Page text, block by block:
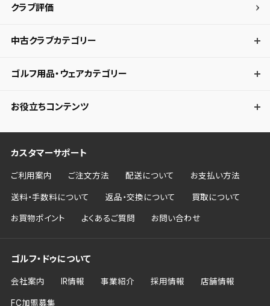
クラブ評価
中古クラブカテゴリー
ゴルフ用品・ウェアカテゴリー
お役立ちコンテンツ
カスタマーサポート
ご利用案内 ご注文方法 配送について お支払い方法
送料・手数料について 返品・交換について 買取について
お買物ポイント よくあるご質問 お問い合わせ
ゴルフ・ドゥについて
会社案内 IR情報 事業紹介 採用情報 店舗情報
FC加盟募集